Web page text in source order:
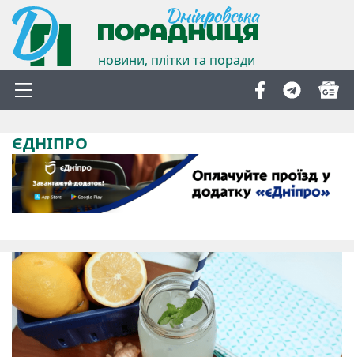
новини, плітки та поради
ЄДНІПРО